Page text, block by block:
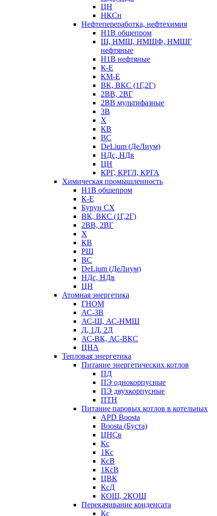
ЦН
НКСн
Нефтепереработка, нефтехимия
Н1В общепром
Ш, НМШ, НМШФ, НМШГ
нефтяные
Н1В нефтяные
К-Е
КМ-Е
ВК, ВКС (1Г,2Г)
2ВВ, 2ВГ
2ВВ мультифазные
3В
Х
КВ
ВС
DeLium (ДеЛиум)
НДс, НДв
ЦН
КРГ, КРГЛ, КРГА
Химическая промышленность
Н1В общепром
К-Е
Бурун СХ
ВК, ВКС (1Г,2Г)
2ВВ, 2ВГ
Х
КВ
РШ
ВС
DeLium (ДеЛиум)
НДс, НДв
ЦН
Атомная энергетика
ГНОМ
АС-3В
АС-Ш, АС-НМШ
Д, 1Д, 2Д
АС-ВК, АС-ВКС
ЦНА
Тепловая энергетика
Питание энергетических котлов
ПД
ПЭ однокорпусные
ПЭ двухкорпусные
ПТН
Питание паровых котлов в котельных
APD Boosta
Boosta (Буста)
ЦНСв
Кс
1Кс
КсВ
1КсВ
ЦВК
КсД
КОШ, 2КОШ
Перекачивание конденсата
Кс